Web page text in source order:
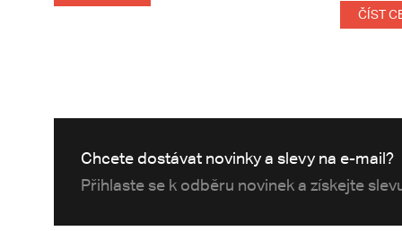
ČÍST
Chcete dostávat novinky a slevy na e-mail?
Přihlaste se k odběru novinek a získejte